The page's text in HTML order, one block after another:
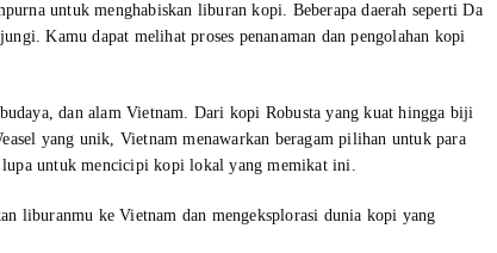
untuk menghabiskan liburan kopi. Beberapa daerah seperti Da
Kamu dapat melihat proses penanaman dan pengolahan kopi
dan alam Vietnam. Dari kopi Robusta yang kuat hingga biji
yang unik, Vietnam menawarkan beragam pilihan untuk para
untuk mencicipi kopi lokal yang memikat ini.
liburanmu ke Vietnam dan mengeksplorasi dunia kopi yang